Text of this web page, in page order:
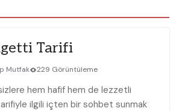
Tarifi
Mutfak 229 Görüntüleme
hem hafif hem de lezzetli
ilgili içten bir sohbet sunmak